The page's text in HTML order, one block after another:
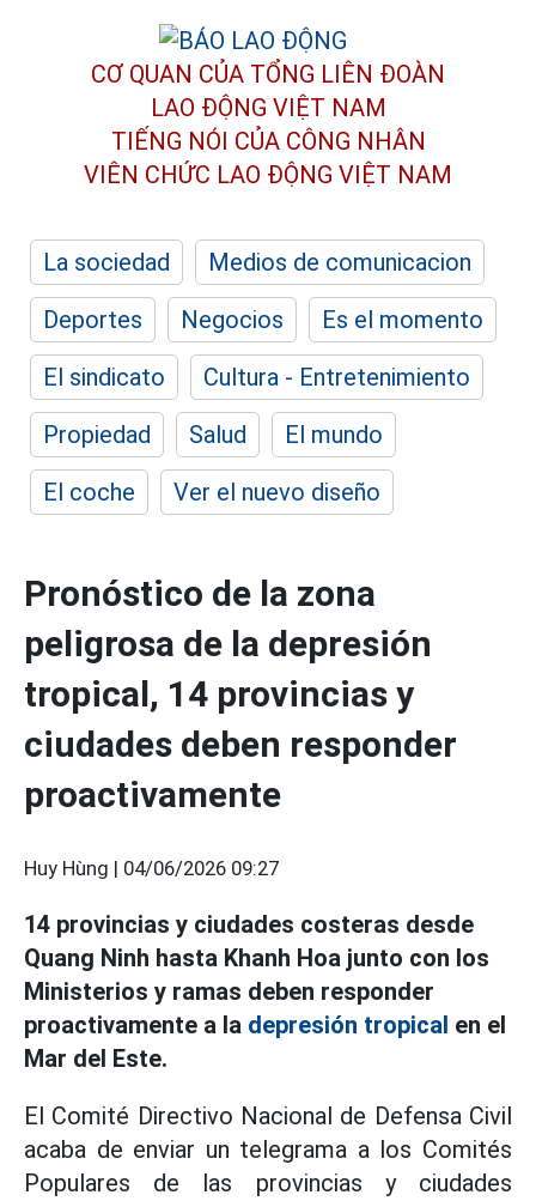
CƠ QUAN CỦA TỔNG LIÊN ĐOÀN
LAO ĐỘNG VIỆT NAM
TIẾNG NÓI CỦA CÔNG NHÂN
VIÊN CHỨC LAO ĐỘNG VIỆT NAM
La sociedad
Medios de comunicacion
Deportes
Negocios
Es el momento
El sindicato
Cultura - Entretenimiento
Propiedad
Salud
El mundo
El coche
Ver el nuevo diseño
Pronóstico de la zona
peligrosa de la depresión
tropical, 14 provincias y
ciudades deben responder
proactivamente
Huy Hùng | 04/06/2026 09:27
14 provincias y ciudades costeras desde
Quang Ninh hasta Khanh Hoa junto con los
Ministerios y ramas deben responder
proactivamente a la depresión tropical en el
Mar del Este.
El Comité Directivo Nacional de Defensa Civil
acaba de enviar un telegrama a los Comités
Populares de las provincias y ciudades